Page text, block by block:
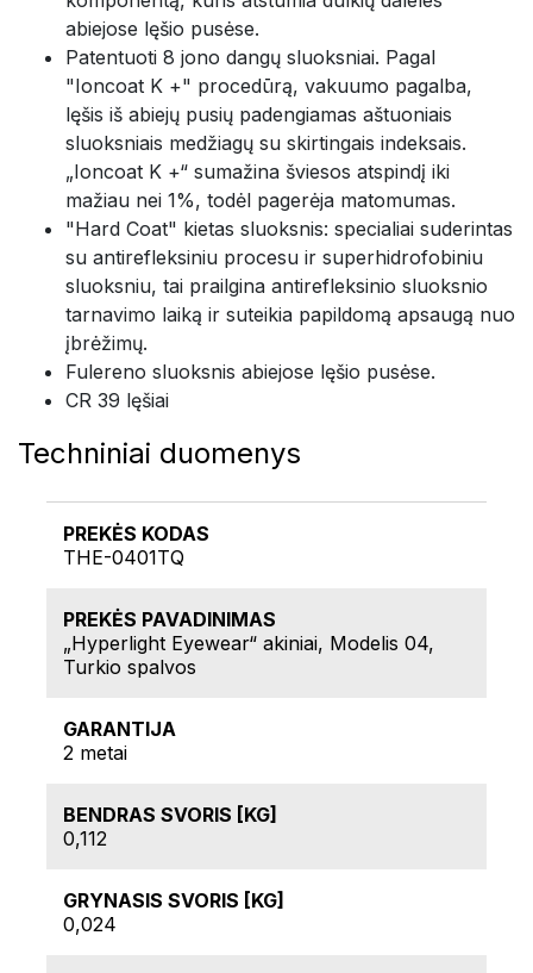
abiejose lęšio pusėse.
Patentuoti 8 jono dangų sluoksniai. Pagal
"Ioncoat K +" procedūrą, vakuumo pagalba,
lęšis iš abiejų pusių padengiamas aštuoniais
sluoksniais medžiagų su skirtingais indeksais.
„Ioncoat K +“ sumažina šviesos atspindį iki
mažiau nei 1%, todėl pagerėja matomumas.
"Hard Coat" kietas sluoksnis: specialiai suderintas
su antirefleksiniu procesu ir superhidrofobiniu
sluoksniu, tai prailgina antirefleksinio sluoksnio
tarnavimo laiką ir suteikia papildomą apsaugą nuo
įbrėžimų.
Fulereno sluoksnis abiejose lęšio pusėse.
CR 39 lęšiai
Techniniai duomenys
PREKĖS KODAS
THE-0401TQ
PREKĖS PAVADINIMAS
„Hyperlight Eyewear“ akiniai, Modelis 04,
Turkio spalvos
GARANTIJA
2 metai
BENDRAS SVORIS [KG]
0,112
GRYNASIS SVORIS [KG]
0,024